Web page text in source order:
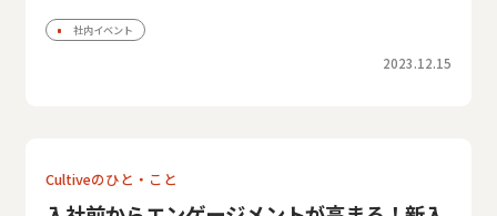
社内イベント
2023.12.15
Cultiveのひと・こと